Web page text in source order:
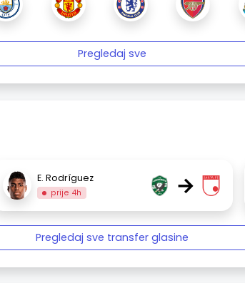
Pregledaj sve
E. Rodríguez
prije 4h →
Pregledaj sve transfer glasine